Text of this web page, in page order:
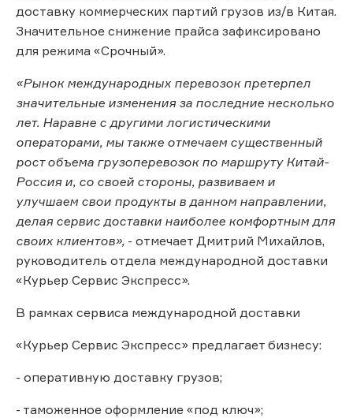
доставку коммерческих партий грузов из/в Китая.
Значительное снижение прайса зафиксировано
для режима «Срочный».
«Рынок международных перевозок претерпел
значительные изменения за последние несколько
лет. Наравне с другими логистическими
операторами, мы также отмечаем существенный
рост объема грузоперевозок по маршруту Китай-
Россия и, со своей стороны, развиваем и
улучшаем свои продукты в данном направлении,
делая сервис доставки наиболее комфортным для
своих клиентов», - отмечает Дмитрий Михайлов,
руководитель отдела международной доставки
«Курьер Сервис Экспресс».
В рамках сервиса международной доставки
«Курьер Сервис Экспресс» предлагает бизнесу:
- оперативную доставку грузов;
- таможенное оформление «под ключ»;